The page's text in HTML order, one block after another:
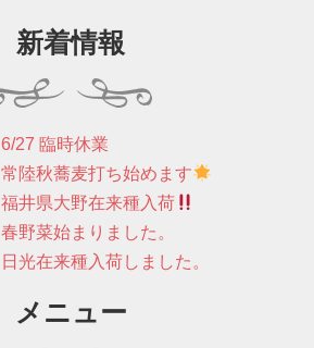
新着情報
6/27 臨時休業
常陸秋蕎麦打ち始めます
福井県大野在来種入荷
春野菜始まりました。
日光在来種入荷しました。
メニュー